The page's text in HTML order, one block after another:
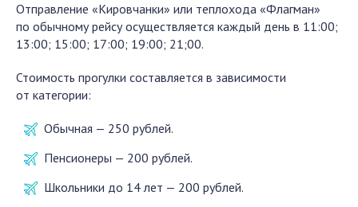
Отправление «Кировчанки» или теплохода «Флагман»
по обычному рейсу осуществляется каждый день в 11:00;
13:00; 15:00; 17:00; 19:00; 21;00.
Стоимость прогулки составляется в зависимости
от категории:
Обычная — 250 рублей.
Пенсионеры — 200 рублей.
Школьники до 14 лет — 200 рублей.